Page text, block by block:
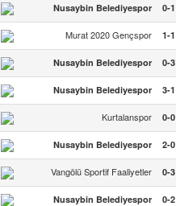
Nusaybin Belediyespor 0-1
Murat 2020 Gençspor 1-1
Nusaybin Belediyespor 0-3
Nusaybin Belediyespor 3-1
Kurtalanspor 0-0
Nusaybin Belediyespor 2-0
Vangölü Sportif Faaliyetler 0-3
Nusaybin Belediyespor 0-2